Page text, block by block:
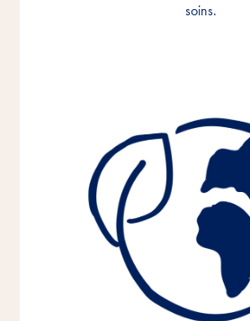
soins.
soins.
soins.